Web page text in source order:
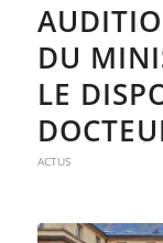
DU
LE
ACTUS